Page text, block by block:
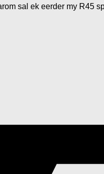
sal ek eerder my R45